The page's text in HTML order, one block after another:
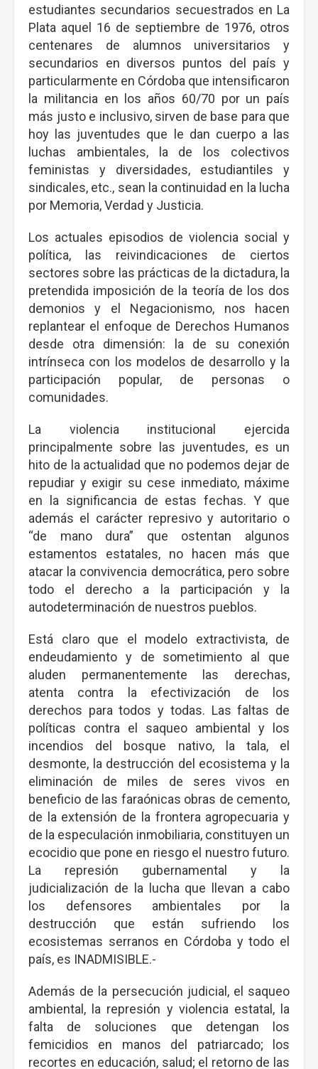
estudiantes secundarios secuestrados en La
Plata aquel 16 de septiembre de 1976, otros
centenares de alumnos universitarios y
secundarios en diversos puntos del país y
particularmente en Córdoba que intensificaron
la militancia en los años 60/70 por un país
más justo e inclusivo, sirven de base para que
hoy las juventudes que le dan cuerpo a las
luchas ambientales, la de los colectivos
feministas y diversidades, estudiantiles y
sindicales, etc., sean la continuidad en la lucha
por Memoria, Verdad y Justicia.
Los actuales episodios de violencia social y
política, las reivindicaciones de ciertos
sectores sobre las prácticas de la dictadura, la
pretendida imposición de la teoría de los dos
demonios y el Negacionismo, nos hacen
replantear el enfoque de Derechos Humanos
desde otra dimensión: la de su conexión
intrínseca con los modelos de desarrollo y la
participación popular, de personas o
comunidades.
La violencia institucional ejercida
principalmente sobre las juventudes, es un
hito de la actualidad que no podemos dejar de
repudiar y exigir su cese inmediato, máxime
en la significancia de estas fechas. Y que
además el carácter represivo y autoritario o
“de mano dura” que ostentan algunos
estamentos estatales, no hacen más que
atacar la convivencia democrática, pero sobre
todo el derecho a la participación y la
autodeterminación de nuestros pueblos.
Está claro que el modelo extractivista, de
endeudamiento y de sometimiento al que
aluden permanentemente las derechas,
atenta contra la efectivización de los
derechos para todos y todas. Las faltas de
políticas contra el saqueo ambiental y los
incendios del bosque nativo, la tala, el
desmonte, la destrucción del ecosistema y la
eliminación de miles de seres vivos en
beneficio de las faraónicas obras de cemento,
de la extensión de la frontera agropecuaria y
de la especulación inmobiliaria, constituyen un
ecocidio que pone en riesgo el nuestro futuro.
La represión gubernamental y la
judicialización de la lucha que llevan a cabo
los defensores ambientales por la
destrucción que están sufriendo los
ecosistemas serranos en Córdoba y todo el
país, es INADMISIBLE.-
Además de la persecución judicial, el saqueo
ambiental, la represión y violencia estatal, la
falta de soluciones que detengan los
femicidios en manos del patriarcado; los
recortes en educación, salud; el retorno de las